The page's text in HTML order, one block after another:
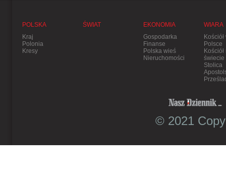
POLSKA
Kraj
Polonia
Kresy
ŚWIAT
EKONOMIA
Gospodarka
Finanse
Polska wieś
Nieruchomości
WIARA
Kościół
Polsce
Kościół
świecie
Stolica
© 2021